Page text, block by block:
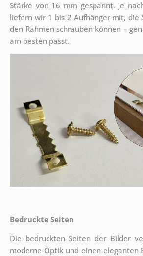
Stärke von 16 mm gespannt. Je
liefern wir 1 bis 2 Aufhänger mit, die
den Rahmen schrauben können –
am besten passt.
Bedruckte Seiten
Die bedruckten Seiten der Bilder
moderne Optik und einen eleganten